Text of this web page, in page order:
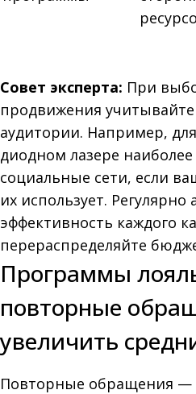
Совет эксперта: При
продвижения
аудитории. Например,
диодном лазере
социальные сети, если
их использует. Регулярно
эффективность каждого
перераспределяйте
Программы
повторные
увеличить
Повторные обращения —